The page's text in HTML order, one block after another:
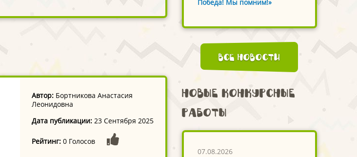
Автор: Бортникова Анастасия
Леонидовна
Дата публикации: 23 Сентября 2025
Рейтинг: 0 Голосов
Победа! Мы помним!»
Все новости
Новые конкурсные
работы
07.08.2026